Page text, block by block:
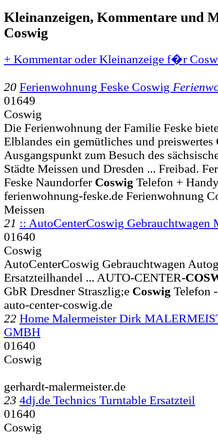
Kleinanzeigen, Kommentare und
Coswig
+ Kommentar oder Kleinanzeige f�r
20 Ferienwohnung Feske Coswig
01649
Coswig
Die Ferienwohnung der Familie Feske
Elblandes ein gemütliches und
Ausgangspunkt zum Besuch des
Städte Meissen und Dresden ... Freibad.
Feske Naundorfer Coswig Telefon +
ferienwohnung-feske.de Ferienwohnung
Meissen
21 :: AutoCenterCoswig Gebrauchtwagen
01640
Coswig
AutoCenterCoswig Gebrauchtwagen
Ersatzteilhandel ... AUTO-CENTER-
GbR Dresdner Straszlig;e Coswig Telefon -
auto-center-coswig.de
22 Home Malermeister Dirk
GMBH
01640
Coswig
gerhardt-malermeister.de
23 4dj.de Technics Turntable Ersatzteil
01640
Coswig